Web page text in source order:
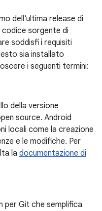
dell'ultima release di
codice sorgente di
soddisfi i requisiti
sia installato
i seguenti termini:
della versione
source. Android
locali come la creazione
e le modifiche. Per
la documentazione di
per Git che semplifica